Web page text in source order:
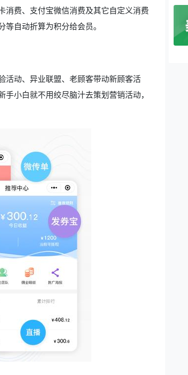
消费、支付宝微信消费及其它自定义消费
自动折算为积分给会员。
活动、异业联盟、老顾客带动新顾客活
小白就不用绞尽脑汁去策划营销活动，